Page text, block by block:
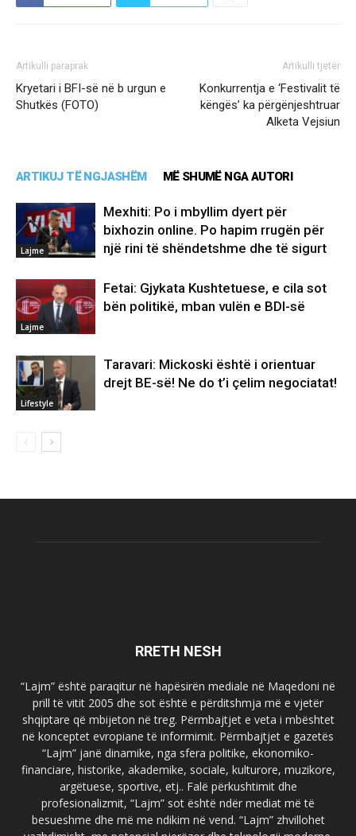
Artikulli paraprak
Kryetari i BFI-së në b urgun e
Shutkës (FOTO)
Artikulli tjetër
Konkurrentja e ‘Festivalit të
këngës’ ka përgënjeshtruar
Alketa Vejsiun
ARTIKUJ TË NGJASHËM MË SHUMË NGA AUTORI
Lajme
Mexhiti: Po i mbyllim dyert për
bixhozin online. Po hapim rrugën për
një rini të shëndetshme dhe të sigurt
Lajme
Fetai: Gjykata Kushtetuese, e cila sot
bën politikë, mban vulën e BDI-së
Lifestyle
Taravari: Mickoski është i orientuar
drejt BE-së! Ne do t’i çelim negociatat!
RRETH NESH
“Lajm” është paraqitur në hapësirën mediale në Maqedoni në
prill të vitit 2005 dhe sot është e përditshmja më e vjetër
shqiptare që mbijeton në treg. Përmbajtjet e veta i mbështet
në konceptet evropiane të informimit. Përmbajtjet e gazetës
“Lajm” janë dinamike, nga sfera politike, ekonomiko-
financiare, historike, akademike, sociale, kulturore, muzikore,
argëtuese, sportive, etj.. Falë përkushtimit dhe
profesionalizmit, “Lajm” sot është ndër mediat më të
besueshme dhe më me ndikim në vend. “Lajm” zhvillohet